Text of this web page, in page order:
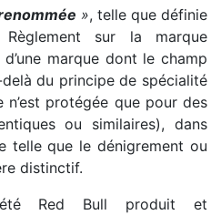
», telle que définie
sur la marque
d’une marque dont le champ
du principe de spécialité
n’est protégée que pour des
ou similaires), dans
telle que le dénigrement ou
distinctif.
Red Bull produit et